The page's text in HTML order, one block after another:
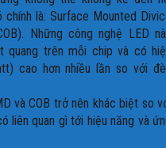
là: Surface Mounted
Những công nghệ LED
quang trên mỗi chip và có
cao hơn nhiều lần so với
và COB trở nên khác biệt so
liên quan gì tới hiệu năng và